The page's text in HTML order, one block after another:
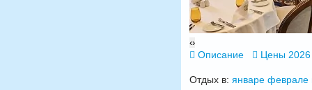
‹›
Описание Цены
Отдых в: январе феврале